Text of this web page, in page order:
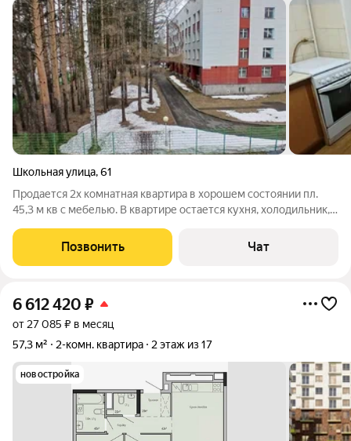
Школьная улица,61
Продается 2х комнатная квартира в хорошем состоянии пл.
45,3 м кв с мебелью. В квартире остается кухня, холодильник,
шкафы, диваны, телевизор. Потолки-наияжные, Стены-обои.
Металлопластиковые.
Позвонить Чат
6 612 420 ₽
от 27 085 ₽ в месяц
57,3 м²
2-комн. квартира 2 этаж из 17
новостройка